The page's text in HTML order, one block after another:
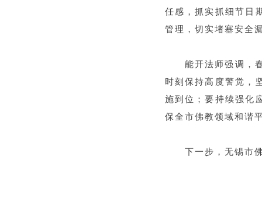
任感，抓实抓细节日
管理，切实堵塞安全
能开法师强调，
时刻保持高度警觉，
施到位；要持续强化
保全市佛教领域和谐
下一步，无锡市